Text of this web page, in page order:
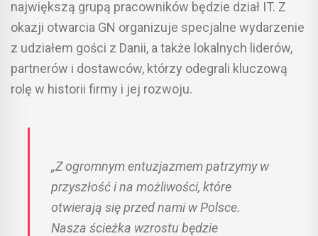
największą grupą pracowników będzie dział IT. Z
okazji otwarcia GN organizuje specjalne wydarzenie
z udziałem gości z Danii, a także lokalnych liderów,
partnerów i dostawców, którzy odegrali kluczową
rolę w historii firmy i jej rozwoju.
„Z ogromnym entuzjazmem patrzymy w
przyszłość i na możliwości, które
otwierają się przed nami w Polsce.
Nasza ścieżka wzrostu będzie